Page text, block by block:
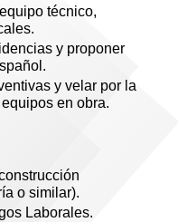
técnico,
y proponer
y velar por la
en obra.
o similar).
Laborales.